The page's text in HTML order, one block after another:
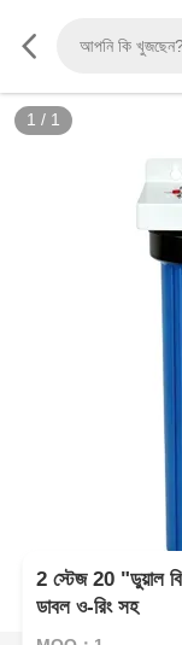
1 / 1
2 স্টেজ 20 "ডুয়াল
ডাবল ও-রিং সহ